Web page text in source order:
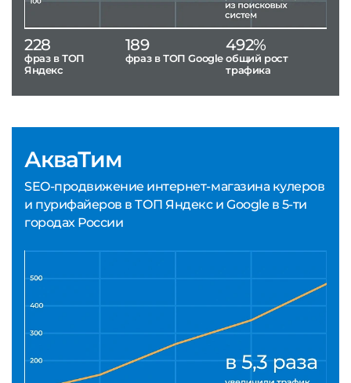
АкваТим
SEO-продвижение интернет-магазина кулеров
и пурифайеров в ТОП Яндекс и Google в 5-ти
городах России
228
фраз в ТОП
Яндекс
189
фраз в ТОП Google
492%
общий рост
трафика